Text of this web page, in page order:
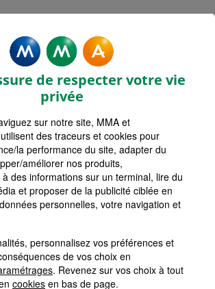
Occitanie
Orientales (66)
de respecter votre vie
privée
sur notre site, MMA et
utilisent des traceurs et cookies pour
la performance du site, adapter du
améliorer nos produits,
des informations sur un terminal, lire du
et proposer de la publicité ciblée en
personnelles, votre navigation et
personnalisez vos préférences et
de vos choix en
. Revenez sur vos choix à tout
cookies en bas de page.